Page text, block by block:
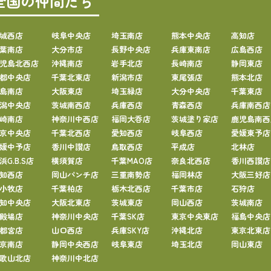
西店 岐阜中央店 埼玉南店 熊本中央店
高知店
南店
大分市店 長野中央店 兵庫東南店
広島西店
島北西店
沖縄南店 岩手北店 長崎南店
静岡東店
中央店
千葉北東店 新潟市店 東尾張店
熊本北店
南店
大阪東店 埼玉緑店 大分中央店
千葉東店
中央店
茨城南西店 兵庫西店 青森西店
兵庫南西店
南店
神奈川中西店 福岡大呑店 茨城塗り家店
鹿児島南
中央店
千葉北西店 愛知西店 岐阜西店
愛媛東予店
中予店
香川中讃店 鳥取西店 平成店
北林店
G.B.S店
横須賀店 千葉MAO店 奈良北西店
香川西讃店
西店
岡山パンチ店 三重南勢店 福岡林店
大阪三好店
牧店
千葉柏店 栃木北西店 千葉市店
石狩店
中央店
大阪北東店 茨城東店 岡山西店
茨城南店
場店
神奈川中央店 千葉SK店 東京中央東店
福島中央店
宮店
山口西店 兵庫SKY店 沖縄北店
東京北東店
南店
静岡中央西店 岐阜東店 埼玉北店
岡山東店
山北店
神奈川中北店